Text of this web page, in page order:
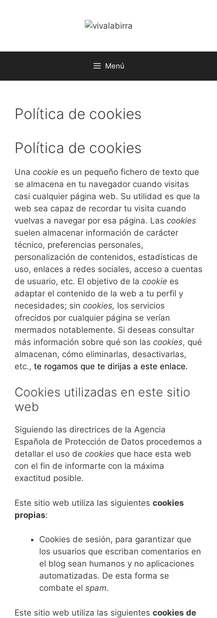
Menú
Política de cookies
Política de cookies
Una cookie es un pequeño fichero de texto que
se almacena en tu navegador cuando visitas
casi cualquier página web. Su utilidad es que la
web sea capaz de recordar tu visita cuando
vuelvas a navegar por esa página. Las cookies
suelen almacenar información de carácter
técnico, preferencias personales,
personalización de contenidos, estadísticas de
uso, enlaces a redes sociales, acceso a cuentas
de usuario, etc. El objetivo de la cookie es
adaptar el contenido de la web a tu perfil y
necesidades; sin cookies, los servicios
ofrecidos por cualquier página se verían
mermados notablemente. Si deseas consultar
más información sobre qué son las cookies, qué
almacenan, cómo eliminarlas, desactivarlas,
etc., te rogamos que te dirijas a este enlace.
Cookies utilizadas en este sitio
web
Siguiendo las directrices de la Agencia
Española de Protección de Datos procedemos a
detallar el uso de cookies que hace esta web
con el fin de informarte con la máxima
exactitud posible.
Este sitio web utiliza las siguientes cookies
propias:
Cookies de sesión, para garantizar que
los usuarios que escriban comentarios en
el blog sean humanos y no aplicaciones
automatizadas. De esta forma se
combate el spam.
Este sitio web utiliza las siguientes cookies de